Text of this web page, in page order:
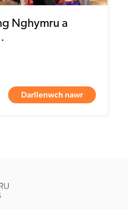
Nghymru a
Darllenwch nawr